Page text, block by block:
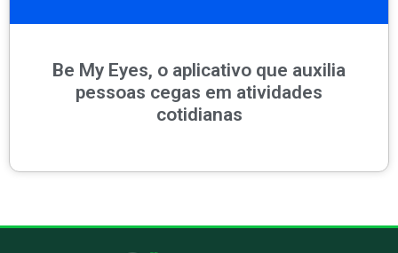
Be My Eyes, o aplicativo que auxilia
pessoas cegas em atividades
cotidianas